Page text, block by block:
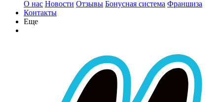
О нас Новости Отзывы Бонусная система Франшиза
Контакты
Еще